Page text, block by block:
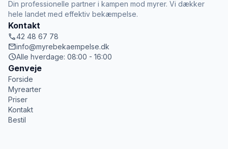
Din professionelle partner i kampen mod myrer. Vi dækker
hele landet med effektiv bekæmpelse.
Kontakt
call42 48 67 78
mailinfo@myrebekaempelse.dk
scheduleAlle hverdage: 08:00 - 16:00
Genveje
Forside
Myrearter
Priser
Kontakt
Bestil